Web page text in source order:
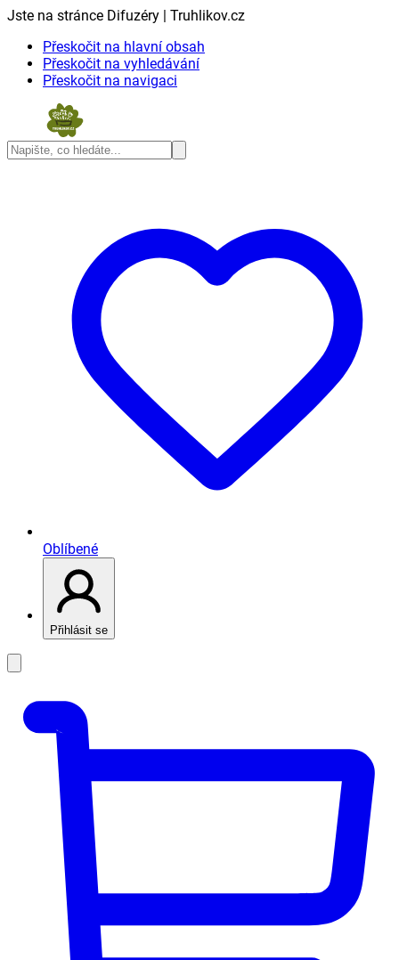
Jste na stránce Difuzéry | Truhlikov.cz
Přeskočit na hlavní obsah
Přeskočit na vyhledávání
Přeskočit na navigaci
Oblíbené
Přihlásit se